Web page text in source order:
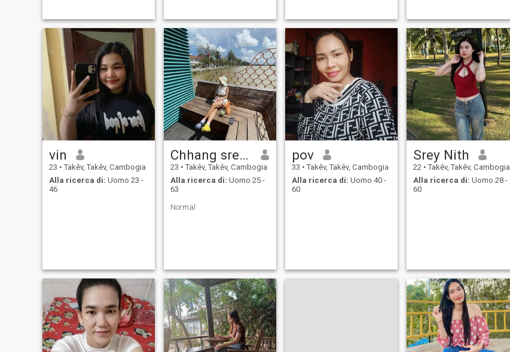
vin
23 • Takêv, Takêv, Cambogia
Alla ricerca di: Uomo 23 -
46
Chhang sreyleak
23 • Takêv, Takêv, Cambogia
Alla ricerca di: Uomo 25 -
63
Normal
pov
33 • Takêv, Takêv, Cambogia
Alla ricerca di: Uomo 40 -
60
Srey Nith
22 • Takêv, Takêv, Cambogia
Alla ricerca di: Uomo 28 -
60